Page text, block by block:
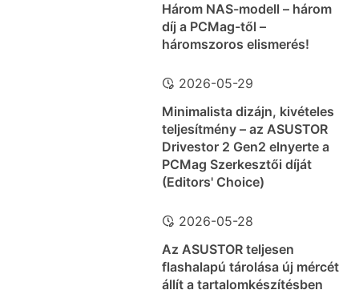
Három NAS-modell – három
díj a PCMag-től –
háromszoros elismerés!
2026-05-29
Minimalista dizájn, kivételes
teljesítmény – az ASUSTOR
Drivestor 2 Gen2 elnyerte a
PCMag Szerkesztői díját
(Editors' Choice)
2026-05-28
Az ASUSTOR teljesen
flashalapú tárolása új mércét
állít a tartalomkészítésben